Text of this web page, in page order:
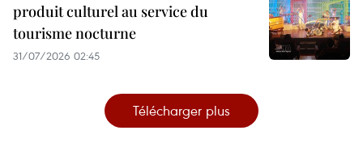
produit culturel au service du
tourisme nocturne
31/07/2026 02:45
Télécharger plus